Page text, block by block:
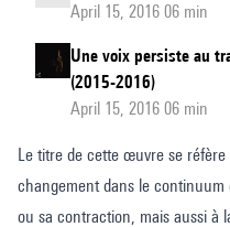
April 15, 2016 06 min
Une voix persiste au
(2015-2016)
April 15, 2016 06 min
Le titre de cette œuvre se
changement dans le continuum
ou sa contraction, mais aussi à